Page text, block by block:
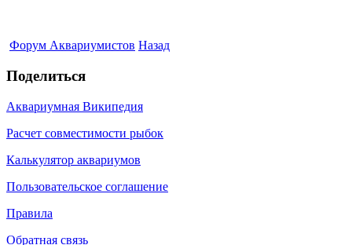
Форум Аквариумистов Назад
Поделиться
Аквариумная Википедия
Расчет совместимости рыбок
Калькулятор аквариумов
Пользовательское соглашение
Правила
Обратная связь